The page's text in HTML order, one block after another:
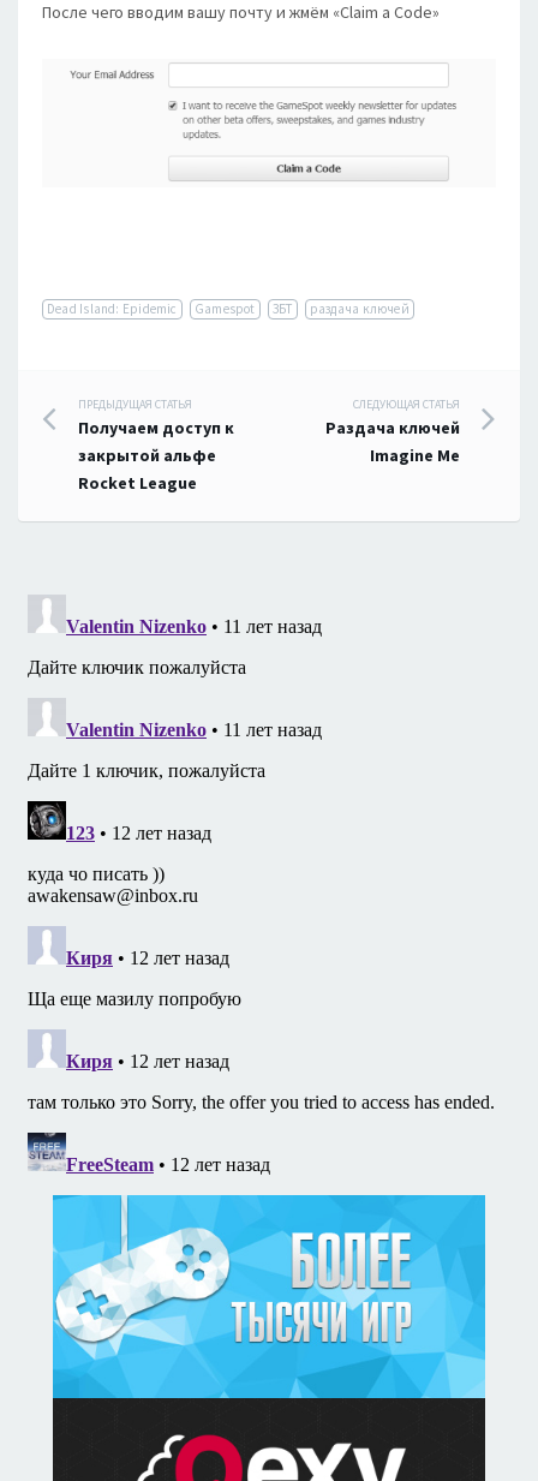
После чего вводим вашу почту и жмём «Claim a Code»
Dead Island: Epidemic Gamespot ЗБТ раздача ключей
Навигация
по
записям
ПРЕДЫДУЩАЯ СТАТЬЯ
Получаем доступ к
закрытой альфе
Rocket League
СЛЕДУЮЩАЯ СТАТЬЯ
Раздача ключей
Imagine Me